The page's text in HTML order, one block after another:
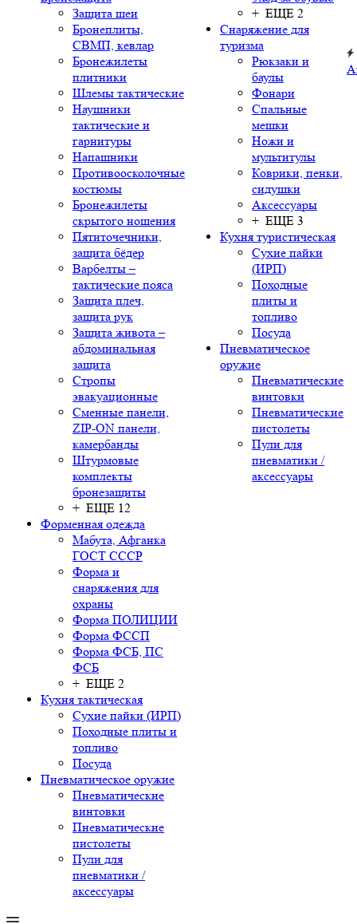
Защита шеи
Бронеплиты,
СВМП, кевлар
Бронежилеты
плитники
Шлемы тактические
Наушники
тактические и
гарнитуры
Напашники
Противоосколочные
костюмы
Бронежилеты
скрытого ношения
Пятиточечники,
защита бёдер
Варбелты –
тактические пояса
Защита плеч,
защита рук
Защита живота –
абдоминальная
защита
Стропы
эвакуационные
Сменные панели,
ZIP-ON панели,
камербанды
Штурмовые
комплекты
бронезащиты
+ ЕЩЕ 12
Форменная одежда
Мабута, Афганка
ГОСТ СССР
Форма и
снаряжения для
охраны
Форма ПОЛИЦИИ
Форма ФССП
Форма ФСБ, ПС
ФСБ
+ ЕЩЕ 2
Кухня тактическая
Сухие пайки (ИРП)
Походные плиты и
топливо
Посуда
Пневматическое оружие
Пневматические
винтовки
Пневматические
пистолеты
Пули для
пневматики /
аксессуары
+ ЕЩЕ 2
Снаряжение для
туризма
Рюкзаки и
баулы
Фонари
Спальные
мешки
Ножи и
мультитулы
Коврики, пенки,
сидушки
Аксессуары
+ ЕЩЕ 3
Кухня туристическая
Сухие пайки
(ИРП)
Походные
плиты и
топливо
Посуда
Пневматическое
оружие
Пневматические
винтовки
Пневматические
пистолеты
Пули для
пневматики /
аксессуары